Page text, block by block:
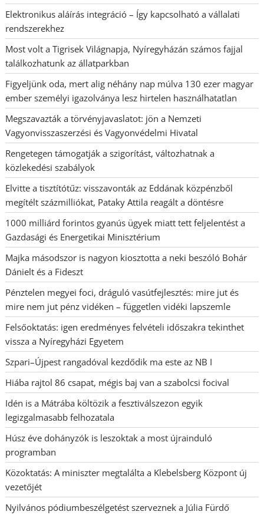
Elektronikus aláírás integráció – Így kapcsolható a vállalati
rendszerekhez
Most volt a Tigrisek Világnapja, Nyíregyházán számos fajjal
találkozhatunk az állatparkban
Figyeljünk oda, mert alig néhány nap múlva 130 ezer magyar
ember személyi igazolványa lesz hirtelen használhatatlan
Megszavazták a törvényjavaslatot: jön a Nemzeti
Vagyonvisszaszerzési és Vagyonvédelmi Hivatal
Rengetegen támogatják a szigorítást, változhatnak a
közlekedési szabályok
Elvitte a tisztítótűz: visszavonták az Eddának közpénzből
megítélt százmilliókat, Pataky Attila reagált a döntésre
1000 milliárd forintos gyanús ügyek miatt tett feljelentést a
Gazdasági és Energetikai Minisztérium
Majka másodszor is nagyon kiosztotta a neki beszóló Bohár
Dánielt és a Fideszt
Pénztelen megyei foci, dráguló vasútfejlesztés: mire jut és
mire nem jut pénz vidéken – független vidéki lapszemle
Felsőoktatás: igen eredményes felvételi időszakra tekinthet
vissza a Nyíregyházi Egyetem
Szpari–Újpest rangadóval kezdődik ma este az NB I
Hiába rajtol 86 csapat, mégis baj van a szabolcsi focival
Idén is a Mátrába költözik a fesztiválszezon egyik
legizgalmasabb felhozatala
Húsz éve dohányzók is leszoktak a most újrainduló
programban
Közoktatás: A miniszter megtalálta a Klebelsberg Központ új
vezetőjét
Nyilvános pódiumbeszélgetést szerveznek a Júlia Fürdő